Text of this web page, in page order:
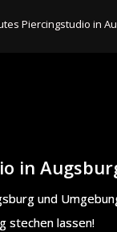
Piercingstudio in
in
und
stechen lassen!